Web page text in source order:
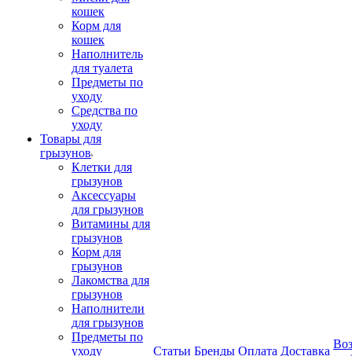
кошек
Корм для
кошек
Наполнитель
для туалета
Предметы по
уходу
Средства по
уходу
Товары для
грызунов
Клетки для
грызунов
Аксессуары
для грызунов
Витамины для
грызунов
Корм для
грызунов
Лакомства для
грызунов
Наполнители
для грызунов
Предметы по
уходу
Статьи Бренды Оплата Доставка